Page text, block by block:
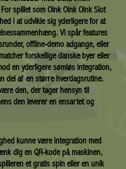
spillet som Oink Oink Oink Slot
i at udvikle sig yderligere for at
Vi spår features
offline-demo adgange, eller
forskellige danske byer eller
en yderligere sømløs integration,
del af en større hverdagsrutine.
den, der tager hensyn til
den leverer en ensartet og
kunne være integration med
dig en QR-kode på maskinen,
et gratis spin eller en unik